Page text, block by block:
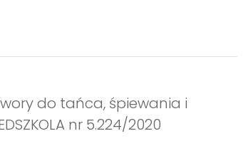
do tańca, śpiewania i
nr 5.224/2020